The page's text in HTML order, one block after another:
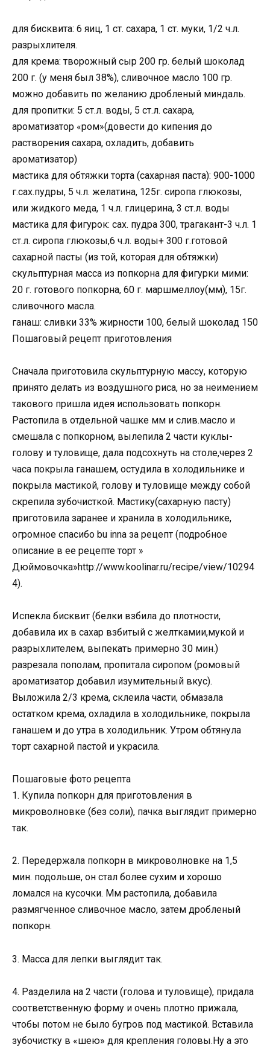
для бисквита: 6 яиц, 1 ст. сахара, 1 ст. муки, 1/2 ч.л.
разрыхлителя.
для крема: творожный сыр 200 гр. белый шоколад
200 г. (у меня был 38%), сливочное масло 100 гр.
можно добавить по желанию дробленый миндаль.
для пропитки: 5 ст.л. воды, 5 ст.л. сахара,
ароматизатор «ром»(довести до кипения до
растворения сахара, охладить, добавить
ароматизатор)
мастика для обтяжки торта (сахарная паста): 900-1000
г.сах.пудры, 5 ч.л. желатина, 125г. сиропа глюкозы,
или жидкого меда, 1 ч.л. глицерина, 3 ст.л. воды
мастика для фигурок: сах. пудра 300, трагакант-3 ч.л. 1
ст.л. сиропа глюкозы,6 ч.л. воды+ 300 г.готовой
сахарной пасты (из той, которая для обтяжки)
скульптурная масса из попкорна для фигурки мими:
20 г. готового попкорна, 60 г. маршмеллоу(мм), 15г.
сливочного масла.
ганаш: сливки 33% жирности 100, белый шоколад 150
Пошаговый рецепт приготовления
Сначала приготовила скульптурную массу, которую
принято делать из воздушного риса, но за неимением
такового пришла идея использовать попкорн.
Растопила в отдельной чашке мм и слив.масло и
смешала с попкорном, вылепила 2 части куклы-
голову и туловище, дала подсохнуть на столе,через 2
часа покрыла ганашем, остудила в холодильнике и
покрыла мастикой, голову и туловище между собой
скрепила зубочисткой. Мастику(сахарную пасту)
приготовила заранее и хранила в холодильнике,
огромное спасибо bu inna за рецепт (подробное
описание в ее рецепте торт »
Дюймовочка»http://www.koolinar.ru/recipe/view/10294
4).
Испекла бисквит (белки взбила до плотности,
добавила их в сахар взбитый с желткамии,мукой и
разрыхлителем, выпекать примерно 30 мин.)
разрезала пополам, пропитала сиропом (ромовый
ароматизатор добавил изумительный вкус).
Выложила 2/3 крема, склеила части, обмазала
остатком крема, охладила в холодильнике, покрыла
ганашем и до утра в холодильник. Утром обтянула
торт сахарной пастой и украсила.
Пошаговые фото рецепта
1. Купила попкорн для приготовления в
микроволновке (без соли), пачка выглядит примерно
так.
2. Передержала попкорн в микроволновке на 1,5
мин. подольше, он стал более сухим и хорошо
ломался на кусочки. Мм растопила, добавила
размягченное сливочное масло, затем дробленый
попкорн.
3. Масса для лепки выглядит так.
4. Разделила на 2 части (голова и туловище), придала
соответственную форму и очень плотно прижала,
чтобы потом не было бугров под мастикой. Вставила
зубочистку в «шею» для крепления головы.Ну а это